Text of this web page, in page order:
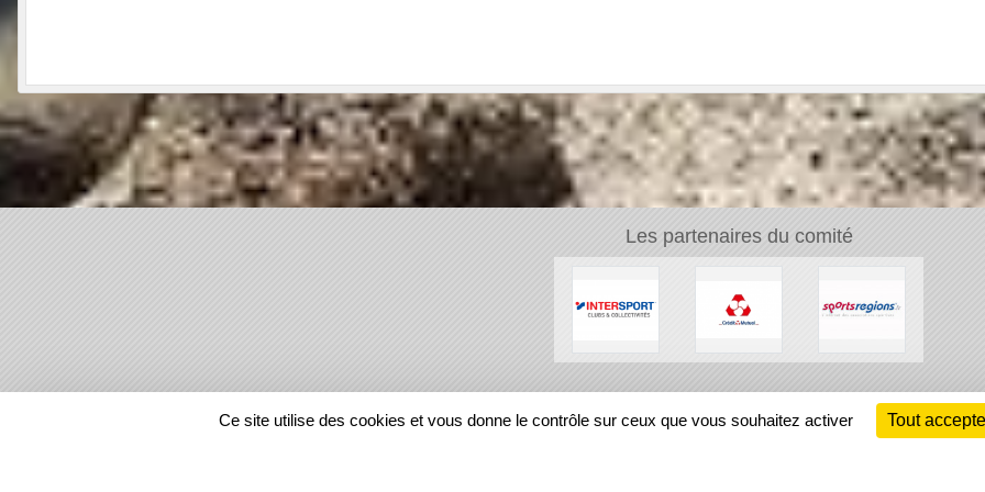
Les partenaires du comité
REGIONS
Ce site utilise des cookies et vous donne le contrôle sur ceux que vous souhaitez activer Tout